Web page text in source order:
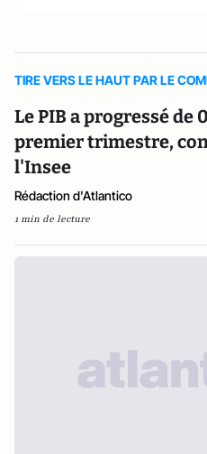
TIRE VERS LE HAUT PAR LE
Le PIB a progressé de
premier trimestre,
l'Insee
Rédaction d'Atlantico
1 min de lecture